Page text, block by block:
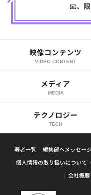
📧、
映像コンテンツ
VIDEO CONTENT
メディア
MEDIA
テクノロジー
TECH
著者一覧 編集部へメッセー
個人情報の取り扱いについて
会社概要